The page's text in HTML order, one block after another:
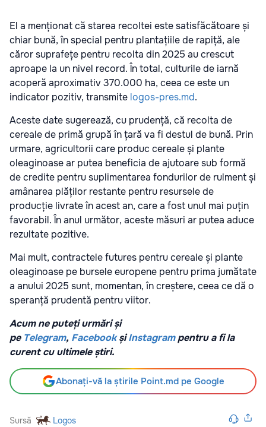
El a menționat că starea recoltei este satisfăcătoare și
chiar bună, în special pentru plantațiile de rapiță, ale
căror suprafețe pentru recolta din 2025 au crescut
aproape la un nivel record. În total, culturile de iarnă
acoperă aproximativ 370.000 ha, ceea ce este un
indicator pozitiv, transmite logos-pres.md.
Aceste date sugerează, cu prudență, că recolta de
cereale de primă grupă în țară va fi destul de bună. Prin
urmare, agricultorii care produc cereale și plante
oleaginoase ar putea beneficia de ajutoare sub formă
de credite pentru suplimentarea fondurilor de rulment și
amânarea plăților restante pentru resursele de
producție livrate în acest an, care a fost unul mai puțin
favorabil. În anul următor, aceste măsuri ar putea aduce
rezultate pozitive.
Mai mult, contractele futures pentru cereale și plante
oleaginoase pe bursele europene pentru prima jumătate
a anului 2025 sunt, momentan, în creștere, ceea ce dă o
speranță prudentă pentru viitor.
Acum ne puteți urmări și
pe Telegram, Facebook șiInstagrampentru a fi la
curent cu ultimele știri.
Abonați-vă la știrile Point.md pe Google
Sursă Logos